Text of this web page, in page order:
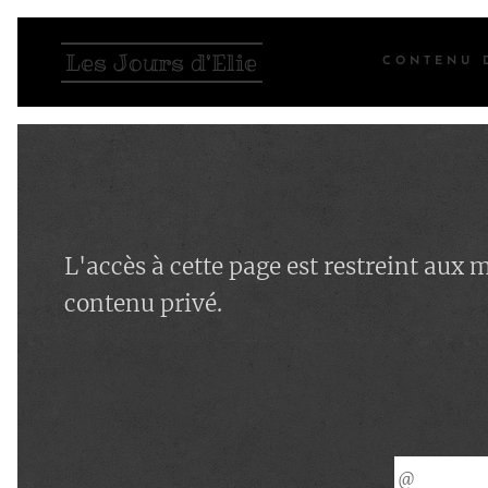
Les Jours d'Elie CONTENU
L'accès à cette page est restreint aux
contenu privé.